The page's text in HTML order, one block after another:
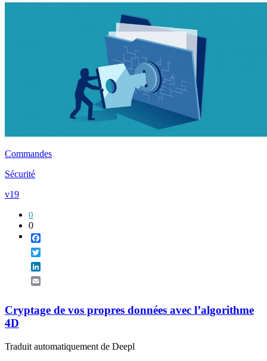
Commandes
Sécurité
v19
0
0
Cryptage de vos propres données avec l’algorithme
4D
Traduit automatiquement de Deepl